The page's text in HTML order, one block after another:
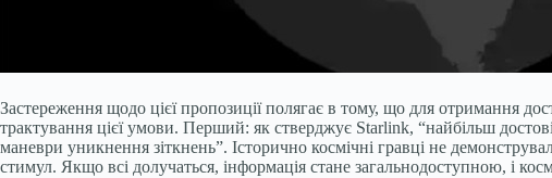
Застереження щодо цієї пропозиції полягає в тому, що для отримання
трактування цієї умови. Перший: як стверджує Starlink, “найбільш
маневри уникнення зіткнень”. Історично космічні гравці не
стимул. Якщо всі долучаться, інформація стане загальнодоступною, і